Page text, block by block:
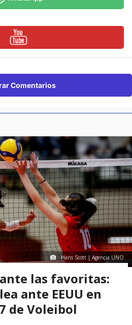
Comentarios
Hans Scott | Agencia UNO
las favoritas:
ante EEUU en
de Voleibol